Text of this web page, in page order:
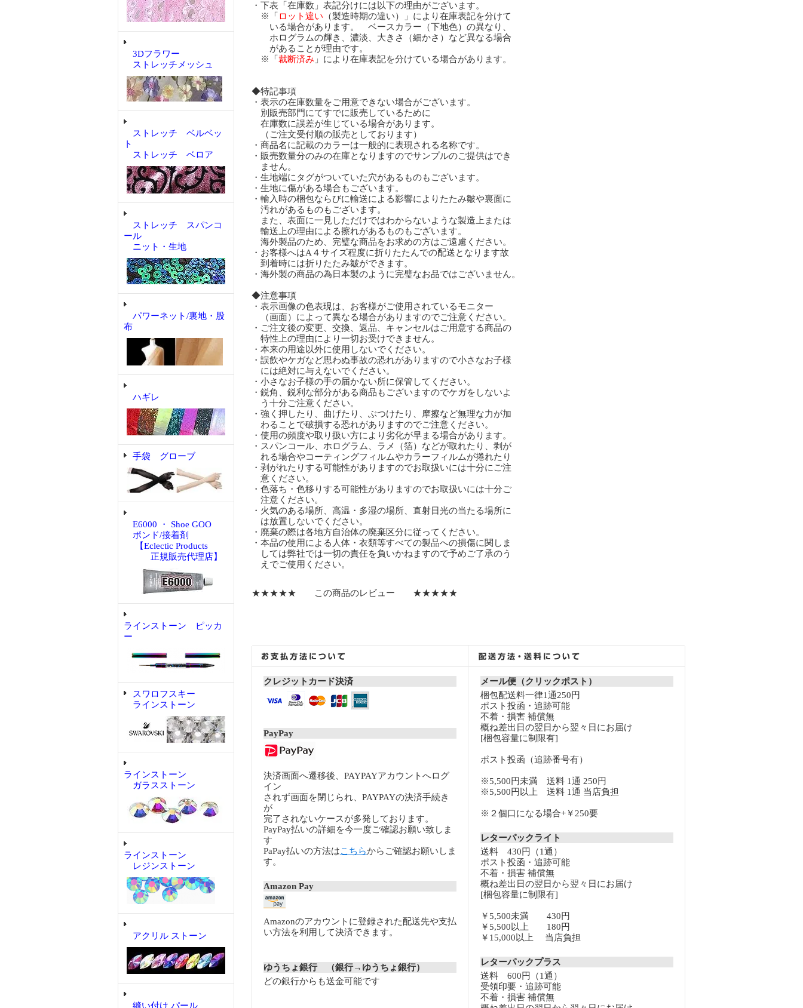
3Dフラワー
ストレッチメッシュ
ストレッチ ベルベッ
ト
ストレッチ ベロア
ストレッチ スパンコ
ール
ニット・生地
パワーネット/裏地・股
布
ハギレ
手袋 グローブ
E6000 ・ Shoe GOO
ボンド/接着剤
【Eclectic Products
正規販売代理店】
ラインストーン ピッカ
ー
スワロフスキー
ラインストーン
ラインストーン
ガラスストーン
ラインストーン
レジンストーン
アクリル ストーン
縫い付け パール
・下表「在庫数」表記分けには以下の理由がございます。
※「 ロット違い （製造時期の違い）」により在庫表記を分けて
いる場合があります。 ベースカラー（下地色）の異なり、
ホログラムの輝き、濃淡、大きさ（細かさ）など異なる場合
があることが理由です。
※「 裁断済み 」により在庫表記を分けている場合があります。
◆特記事項
・表示の在庫数量をご用意できない場合がございます。
別販売部門にてすでに販売しているために
在庫数に誤差が生じている場合があります。
（ご注文受付順の販売としております）
・商品名に記載のカラーは一般的に表現される名称です。
・販売数量分のみの在庫となりますのでサンプルのご提供はでき
ません。
・生地端にタグがついていた穴があるものもございます。
・生地に傷がある場合もございます。
・輸入時の梱包ならびに輸送による影響によりたたみ皺や裏面に
汚れがあるものもございます。
また、表面に一見しただけではわからないような製造上または
輸送上の理由による擦れがあるものもございます。
海外製品のため、完璧な商品をお求めの方はご遠慮ください。
・お客様へはA４サイズ程度に折りたたんでの配送となります故
到着時には折りたたみ皺ができます。
・海外製の商品の為日本製のように完璧なお品ではございません。
◆注意事項
・表示画像の色表現は、お客様がご使用されているモニター
（画面）によって異なる場合がありますのでご注意ください。
・ご注文後の変更、交換、返品、キャンセルはご用意する商品の
特性上の理由により一切お受けできません。
・本来の用途以外に使用しないでください。
・誤飲やケガなど思わぬ事故の恐れがありますので小さなお子様
には絶対に与えないでください。
・小さなお子様の手の届かない所に保管してください。
・鋭角、鋭利な部分がある商品もございますのでケガをしないよ
う十分ご注意ください。
・強く押したり、曲げたり、ぶつけたり、摩擦など無理な力が加
わることで破損する恐れがありますのでご注意ください。
・使用の頻度や取り扱い方により劣化が早まる場合があります。
・スパンコール、ホログラム、ラメ（箔）などが取れたり、剥が
れる場合やコーティングフィルムやカラーフィルムが捲れたり
・剥がれたりする可能性がありますのでお取扱いには十分にご注
意ください。
・色落ち・色移りする可能性がありますのでお取扱いには十分ご
注意ください。
・火気のある場所、高温・多湿の場所、直射日光の当たる場所に
は放置しないでください。
・廃棄の際は各地方自治体の廃棄区分に従ってください。
・本品の使用による人体・衣類等すべての製品への損傷に関しま
しては弊社では一切の責任を負いかねますので予めご了承のう
えでご使用ください。
★★★★★ この商品のレビュー ★★★★★
クレジットカード決済
PayPay
決済画面へ遷移後、PAYPAYアカウントへログ
イン
されず画面を閉じられ、PAYPAYの決済手続き
が
完了されないケースが多発しております。
PayPay払いの詳細を今一度ご確認お願い致しま
す
PaPay払いの方法はこちらからご確認お願いしま
す。
Amazon Pay
Amazonのアカウントに登録された配送先や支払
い方法を利用して決済できます。
ゆうちょ銀行 （銀行→ゆうちょ銀行）
どの銀行からも送金可能です
メール便（クリックポスト）
梱包配送料一律1通250円
ポスト投函・追跡可能
不着・損害 補償無
概ね差出日の翌日から翌々日にお届け
[梱包容量に制限有]
ポスト投函（追跡番号有）
※5,500円未満 送料 1通 250円
※5,500円以上 送料 1通 当店負担
※２個口になる場合+￥250要
レターパックライト
送料 430円（1通）
ポスト投函・追跡可能
不着・損害 補償無
概ね差出日の翌日から翌々日にお届け
[梱包容量に制限有]
￥5,500未満 430円
￥5,500以上 180円
￥15,000以上 当店負担
レターパックプラス
送料 600円（1通）
受領印要・追跡可能
不着・損害 補償無